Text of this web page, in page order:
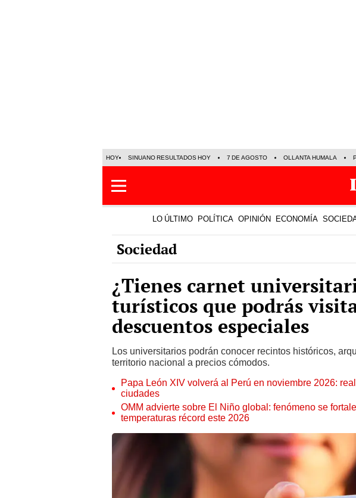
HOY SINUANO RESULTADOS HOY 7 DE AGOSTO OLLANTA HUMALA
LO ÚLTIMO POLÍTICA OPINIÓN ECONOMÍA
Sociedad
¿Tienes carnet
turísticos que podrás
descuentos especiales
Los universitarios podrán conocer recintos históricos,
territorio nacional a precios cómodos.
Papa León XIV volverá al Perú en noviembre 2026:
ciudades
OMM advierte sobre El Niño global: fenómeno se
temperaturas récord este 2026